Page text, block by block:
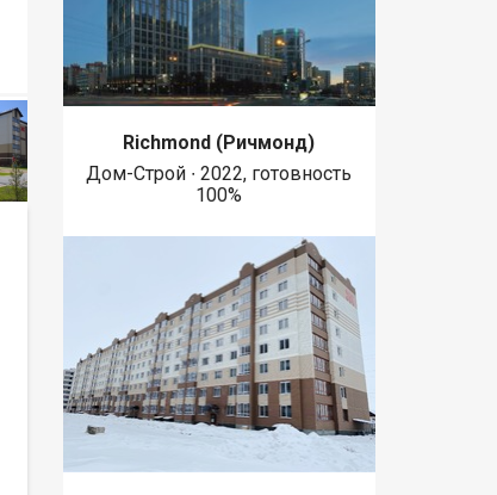
Richmond (Ричмонд)
Дом-Строй ∙ 2022, готовность
100%